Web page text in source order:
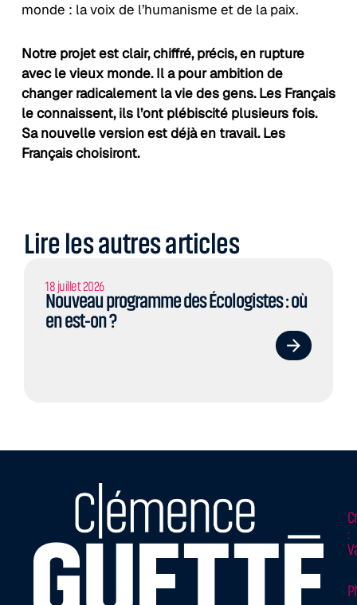
monde : la voix de l’humanisme et de la paix.
Notre projet est clair, chiffré, précis, en rupture
avec le vieux monde. Il a pour ambition de
changer radicalement la vie des gens. Les Français
le connaissent, ils l’ont plébiscité plusieurs fois.
Sa nouvelle version est déjà en travail. Les
Français choisiront.
Lire les autres articles
18 juillet 2026
Nouveau programme des Écologistes : où
en est-on ?
: